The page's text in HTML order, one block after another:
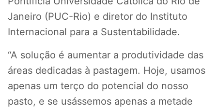
Janeiro (PUC-Rio) e diretor do Instituto
Internacional para a Sustentabilidade.
“A solução é aumentar a produtividade das
áreas dedicadas à pastagem. Hoje, usamos
apenas um terço do potencial do nosso
pasto, e se usássemos apenas a metade